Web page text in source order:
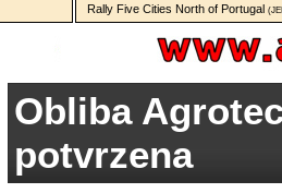
Rally Five Cities North of Portugal
Obliba
potvrzena